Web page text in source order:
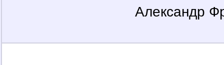
Александр